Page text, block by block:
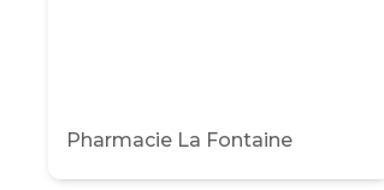
Pharmacie La Fontaine